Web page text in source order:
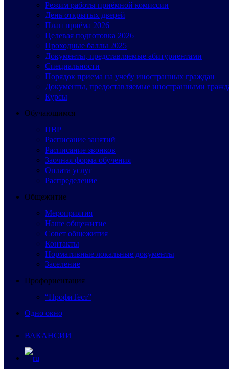
Режим работы приёмной комиссии
День открытых дверей
План приёма 2026
Целевая подготовка 2026
Проходные баллы 2025
Документы, представляемые абитуриентами
Специальности
Порядок приема на учебу иностранных граждан
Документы, предоставляемые иностранными
Курсы
Обучающимся
ПВР
Расписание занятий
Расписание звонков
Заочная форма обучения
Оплата услуг
Распределение
Общежитие
Мероприятия
Наше общежитие
Совет общежития
Контакты
Нормативные локальные документы
Заселение
Профориентация
“ПрофиТест”
Одно окно
ВАКАНСИИ